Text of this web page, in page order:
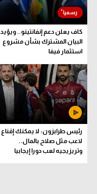
كاف يعلن دعم إنفانتينو.. ويؤيد
البيان المشترك بشأن مشروع
استثمار فيفا
رئيس طرابزون: لا يمكنك إقناع
لاعب مثل صلاح بالمال..
وتريزيجيه لعب دورا إيجابيا